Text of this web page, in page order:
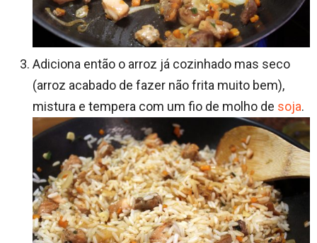
Adiciona então o arroz já cozinhado mas seco
(arroz acabado de fazer não frita muito bem),
mistura e tempera com um fio de molho de soja.